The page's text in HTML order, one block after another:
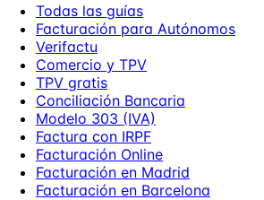
Todas las guías
Facturación para Autónomos
Verifactu
Comercio y TPV
TPV gratis
Conciliación Bancaria
Modelo 303 (IVA)
Factura con IRPF
Facturación Online
Facturación en Madrid
Facturación en Barcelona